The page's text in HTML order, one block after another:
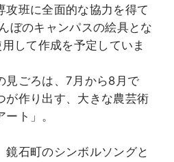
攻班に全面的な協力を得て
ぼのキャンパスの絵具とな
して作成を予定していま
見ごろは、7月から8月で
が作り出す、大きな農芸術
ート」。
鏡石町のシンボルソングと